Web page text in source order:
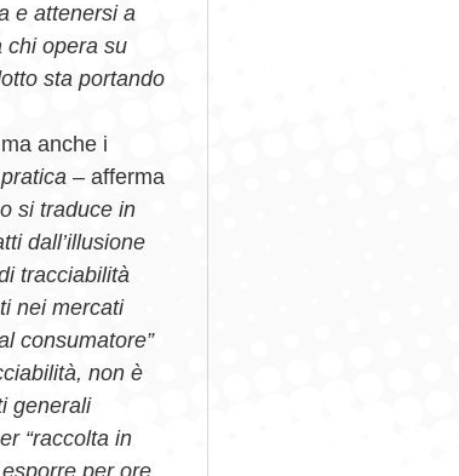
e attenersi a
chi opera su
sta portando
anche i
– afferma
si traduce in
dall’illusione
tracciabilità
nei mercati
consumatore”
non è
generali
“raccolta in
per ore